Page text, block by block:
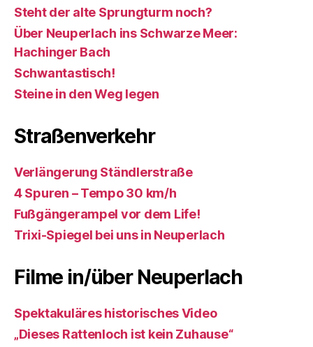
Steht der alte Sprungturm noch?
Über Neuperlach ins Schwarze Meer:
Hachinger Bach
Schwantastisch!
Steine in den Weg legen
Straßenverkehr
Verlängerung Ständlerstraße
4 Spuren – Tempo 30 km/h
Fußgängerampel vor dem Life!
Trixi-Spiegel bei uns in Neuperlach
Filme in/über Neuperlach
Spektakuläres historisches Video
„Dieses Rattenloch ist kein Zuhause“